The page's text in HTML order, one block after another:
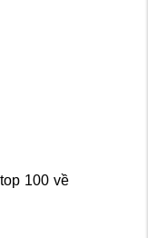
100 về